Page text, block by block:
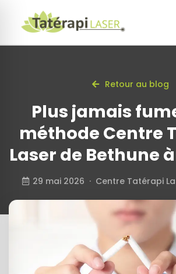
Retour au blog
Plus jamais
méthode Centre
Laser de Bethune
29 mai 2026 · Centre Tatérapi